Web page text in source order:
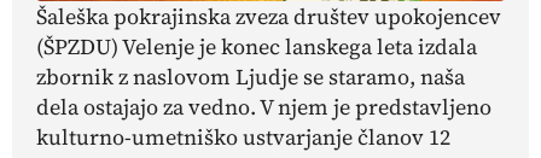
Šaleška pokrajinska zveza društev upokojencev
(ŠPZDU) Velenje je konec lanskega leta izdala
zbornik z naslovom Ljudje se staramo, naša
dela ostajajo za vedno.V njem je predstavljeno
kulturno-umetniško ustvarjanje članov 12